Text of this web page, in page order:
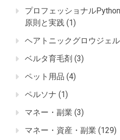
プロフェッショナル
原則と実践 (1)
ヘアトニックグロウジェル
ベルタ育毛剤 (3)
ペット用品 (4)
ペルソナ (1)
マネー・副業 (3)
マネー・資産・副業 (129)